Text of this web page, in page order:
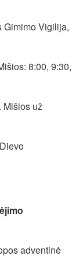
Gimimo Vigilija,
8:00, 9:30,
Mišios už
adventinė